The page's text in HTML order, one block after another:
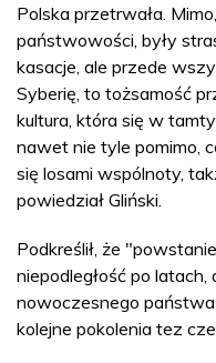
Polska przetrwała.
państwowości, były
kasacje, ale przede
Syberię, to tożsamość
kultura, która się w
nawet nie tyle pomimo,
się losami wspólnoty,
powiedział Gliński.
Podkreślił, że
niepodległość po
nowoczesnego
kolejne pokolenia tez